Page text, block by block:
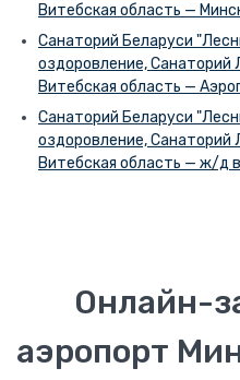
Витебская область —
Санаторий Беларуси
оздоровление, Санаторий
Витебская область —
Санаторий Беларуси
оздоровление, Санаторий
Витебская область — ж/д
Онлайн-
аэропорт